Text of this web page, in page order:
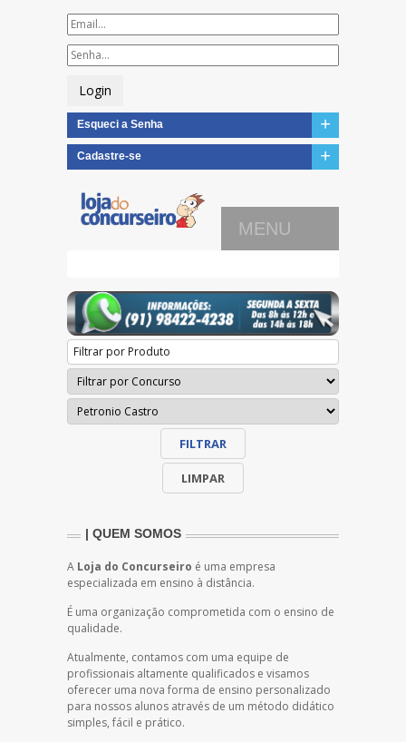
Login
Esqueci a Senha +
Cadastre-se +
MENU
FILTRAR
LIMPAR
| QUEM SOMOS
A Loja do Concurseiro é uma empresa
especializada em ensino à distância.
É uma organização comprometida com o ensino de
qualidade.
Atualmente, contamos com uma equipe de
profissionais altamente qualificados e visamos
oferecer uma nova forma de ensino personalizado
para nossos alunos através de um método didático
simples, fácil e prático.